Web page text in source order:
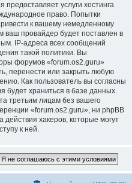
услуги хостинга
право. Попытки
к вашему немедленному
ваш провайдер будет поставлен в
IP-адреса всех сообщений
такой политики. Вы
форумов «forum.os2.guru»
перенести или закрыть любую
Как пользователь вы согласны
будет храниться в базе данных.
третьим лицам без вашего
«forum.os2.guru», ни phpBB
действия хакеров, которые могут
к ней.